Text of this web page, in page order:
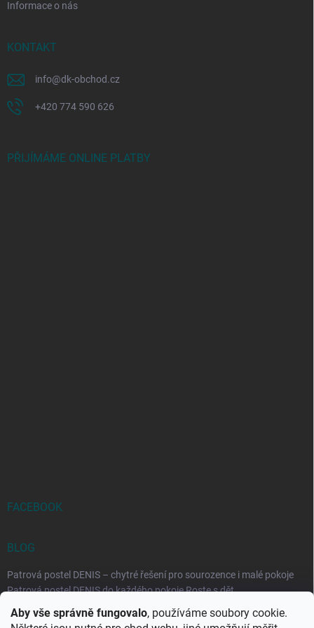
Aby vše správně fungovalo, používáme soubory cookie.
Informace o nás
KONTAKT
info@dk-obchod.cz
+420 774 590 626
PŘIJÍMÁME ONLINE PLATBY
FACEBOOK
BLOG
Patrová postel DENIS – chytré řešení pro sourozence i malé pokoje
Patrová postel DENIS do každého pokoje Roste s dět...
Rozkládací postele RELAX – ideální řešení pro malé prostory i